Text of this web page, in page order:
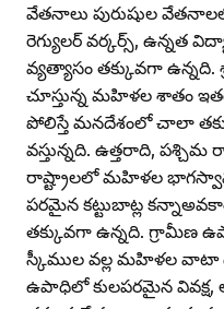
వేతనాలు పురుషుల
రెగ్యులర్‌ వర్కర్స్‌, ఉన్నత
వ్యత్యాసం తక్కువగా
చూస్తున్న మహిళల శాతం
పోలిస్తే మనదేశంలో చాలా
వస్తున్నది. ఉత్తరాది,
రాష్ట్రాలలో మహిళల
పరమైన కట్టుబాట్ల
తక్కువగా ఉన్నది. గ్రామీణ
స్కీముల వల్ల మహిళల వాటా
ఉపాధిలో కులపరమైన